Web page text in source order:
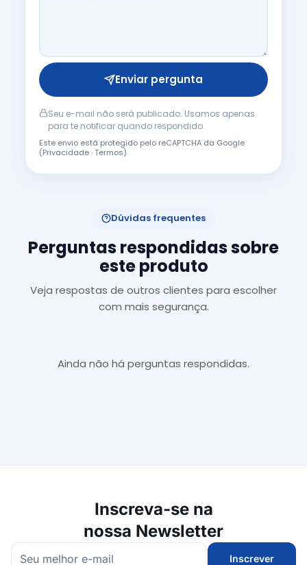
Enviar pergunta
Seu e-mail não será publicado. Usamos apenas
para te notificar quando respondido.
Este envio está protegido pelo reCAPTCHA da Google
(Privacidade·Termos).
Dúvidas frequentes
Perguntas respondidas sobre
este produto
Veja respostas de outros clientes para escolher
com mais segurança.
Ainda não há perguntas respondidas.
Inscreva-se na
nossa Newsletter
Inscrever